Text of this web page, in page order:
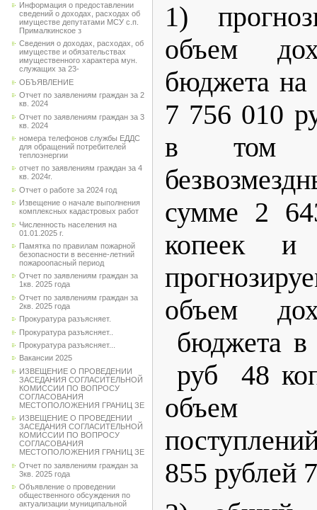
Информация о предоставлении
сведений о доходах, расходах об
имуществе депутатами МСУ с.п.
Прималкинское з
Сведения о доходах, расходах, об
имуществе и обязательствах
имущественного характера мун.
служащих за 23-
ОБЪЯВЛЕНИЕ
Отчет по заявлениям граждан за 2
кв. 2024
Отчет по заявлениям граждан за 3
кв. 2024
номера телефонов службы ЕДДС
для обращений потребителей
теплоэнергии
отчет по заявлениям граждан за 4
кв. 2024г.
Отчет о работе за 2024 год
Извещение о начале выполнения
комплексных кадастровых работ
Численность населения на
01.01.2025 г.
Памятка по правилам пожарной
безопасности в весенне-летний
пожароопасный период
Отчет по заявлениям граждан за
1кв. 2025 года
Отчет по заявлениям граждан за
2кв. 2025 года
Прокуратура разъясняет.
Прокуратура разъясняет..
Прокуратура разъясняет...
Вакансии 2025
ИЗВЕЩЕНИЕ О ПРОВЕДЕНИИ
ЗАСЕДАНИЯ СОГЛАСИТЕЛЬНОЙ
КОМИССИИ ПО ВОПРОСУ
СОГЛАСОВАНИЯ
МЕСТОПОЛОЖЕНИЯ ГРАНИЦ ЗЕ
ИЗВЕЩЕНИЕ О ПРОВЕДЕНИИ
ЗАСЕДАНИЯ СОГЛАСИТЕЛЬНОЙ
КОМИССИИ ПО ВОПРОСУ
СОГЛАСОВАНИЯ
МЕСТОПОЛОЖЕНИЯ ГРАНИЦ ЗЕ
Отчет по заявлениям граждан за
3кв. 2025 года
Объявление о проведении
общественного обсуждения по
актуализации муниципальной
1)
объем
бюджета на
7 756 010
в том
сумме 2
копеек
объем
бюджета
руб 48
объем
855 рублей